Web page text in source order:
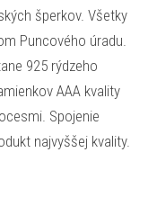
šperkov. Všetky
Puncového úradu.
925 rýdzeho
AAA kvality
Spojenie
najvyššej kvality.